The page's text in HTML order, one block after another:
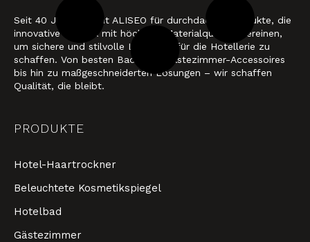
Seit 40 Jahren steht ALISEO für durchdachte Produkte, die
innovative Technik mit höchster Materialqualität vereinen,
um sichere und stilvolle Lösungen für die Hotellerie zu
schaffen. Von besten Bad- und Gästezimmer-Accessoires
bis hin zu maßgeschneiderten Lösungen – wir schaffen
Qualität, die bleibt.
PRODUKTE
Hotel-Haartrockner
Beleuchtete Kosmetikspiegel
Hotelbad
Gästezimmer